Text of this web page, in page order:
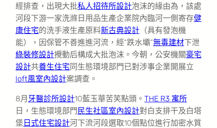
經排查，出現大批私人招待所設計泡沫的緣由為，該處
河段下游一家洗滌日用品生產企業院內臨河一側寄存健
康住宅的洗手液生產原料新古典設計 （具有發泡機
能），因保管不善進進河流，經“跌水壩”無毒建材下泄
綠裝修設計攪動后構成大批泡沫。今朝，公安機關豪宅
設計共養生住宅同生態環境部門已對涉事企業開展立
loft風室內設計案調查。
8月 牙醫診所設計10藍玉華苦笑點頭。 THE R3 寓所
日，生態環境部門 民生社區室內設計對白支排干及白塔
堡 日式住宅設計河下流河段選取10個點位進行加密水質